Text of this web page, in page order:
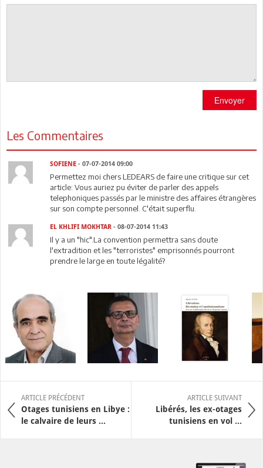
Envoyer
Les Commentaires
SOFIENE - 07-07-2014 09:00
Permettez moi chers LEDEARS de faire une critique sur cet
article: Vous auriez pu éviter de parler des appels
telephoniques passés par le ministre des affaires étrangères
sur son compte personnel. C'était superflu.
EL KHLIFI MOKHTAR - 08-07-2014 11:43
Il y a un "hic".La convention permettra sans doute
l'extradition et les "terroristes" emprisonnés pourront
prendre le large en toute légalité?
ARTICLE PRÉCÉDENT
Otages tunisiens en Libye :
le calvaire de leurs ...
ARTICLE SUIVANT
Libérés, les ex-otages
tunisiens en vol ...